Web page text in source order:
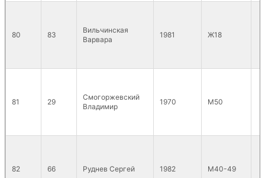
80 83
Вильчинская
Варвара
1981 Ж18
81 29
Смогоржевский
Владимир
1970 М50
82 66 Руднев Сергей 1982 М40-49